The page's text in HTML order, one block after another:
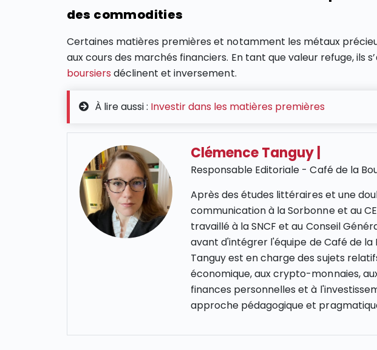
des commodities
Certaines matières premières et notamment les métaux
aux cours des marchés financiers. En tant que valeur refuge, ils
boursiers déclinent et inversement.
À lire aussi : Investir dans les matières premières
Clémence Tanguy
Responsable Editoriale - Café de la
Après des études littéraires et une
communication à la Sorbonne et au
travaillé à la SNCF et au Conseil
avant d'intégrer l'équipe de Café de la
Tanguy est en charge des sujets
économique, aux crypto-monnaies,
finances personnelles et à
approche pédagogique et